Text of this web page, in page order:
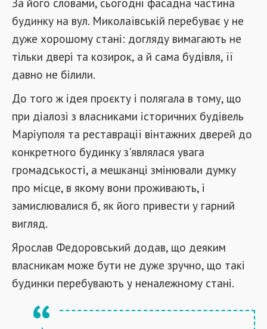
будинку на вул. Миколаївській перебуває у не
дуже хорошому стані: догляду вимагають не
тільки двері та козирок, а й сама будівля, її
давно не білили.
До того ж ідея проєкту і полягала в тому, що
при діалозі з власниками історичних будівель
Маріуполя та реставрації вінтажних дверей до
конкретного будинку з'являлася увага
громадськості, а мешканці змінювали думку
про місце, в якому вони проживають, і
замислювалися б, як його привести у гарний
вигляд.
Ярослав Федоровський додав, що деяким
власникам може бути не дуже зручно, що такі
будинки перебувають у неналежному стані.